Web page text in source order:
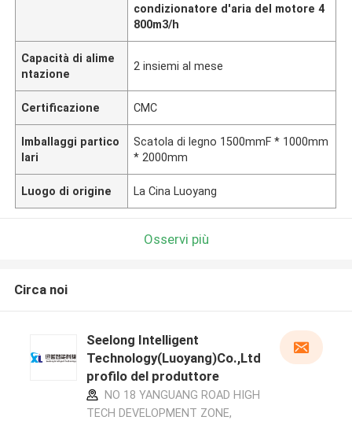
condizionatore d'aria del motore 4
800m3/h
Capacità di alime
ntazione
2 insiemi al mese
Certificazione CMC
Imballaggi partico
lari
Scatola di legno 1500mmF * 1000mm
* 2000mm
Luogo di origine La Cina Luoyang
Osservi più
Circa noi
Seelong Intelligent
Technology(Luoyang)Co.,Ltd
profilo del produttore
NO 18 YANGUANG ROAD HIGH
TECH DEVELOPMENT ZONE,